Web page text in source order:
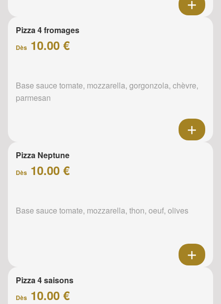
Pizza 4 fromages
Dès 10.00 €
Base sauce tomate, mozzarella, gorgonzola, chèvre,
parmesan
Pizza Neptune
Dès 10.00 €
Base sauce tomate, mozzarella, thon, oeuf, olives
Pizza 4 saisons
Dès 10.00 €